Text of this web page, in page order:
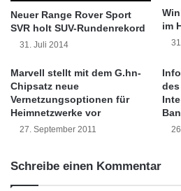
Vereinigten Staaten,
Shinetech wird den
Unternehmens weiter
sich bereits auf eine
Gewinnentwicklung und
erfolgreiches
Informationen zu Shinetech
d
h
e
r
t
w
H
r
v
e
r
h
e
Neuer Range Rover Sport
SVR holt SUV-Rundenrekord
31. Juli 2014
im
Marvell stellt mit dem G.hn-
Chipsatz neue
Vernetzungsoptionen für
Heimnetzwerke vor
27. September 2011
Schreibe einen Kommentar